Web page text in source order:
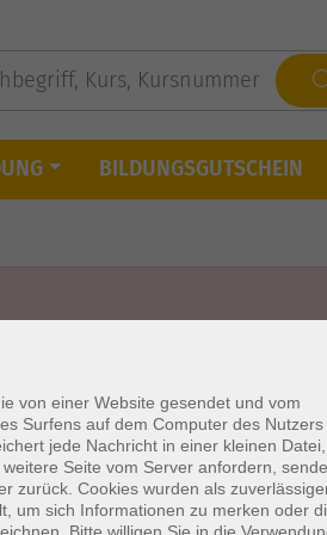
BILDUNGSGUTSCHEIN
von einer Website gesendet und vom
Surfens auf dem Computer des Nutzers
jede Nachricht in einer kleinen
Seite vom Server anfordern,
zurück. Cookies wurden als
um sich Informationen zu merken oder